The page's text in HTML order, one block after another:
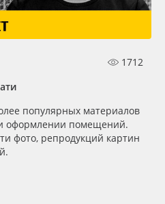
1712
популярных материалов
оформлении помещений.
фото, репродукций картин